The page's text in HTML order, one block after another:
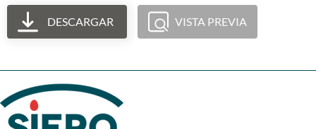
DESCARGAR VISTA PREVIA